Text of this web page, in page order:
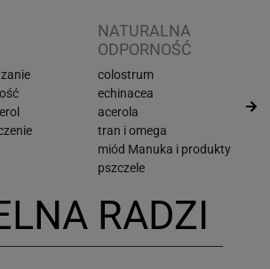
NATURALNA
ODPORNOŚĆ
colostrum
echinacea
acerola
tran i omega
miód Manuka i produkty
pszczele
RADZI